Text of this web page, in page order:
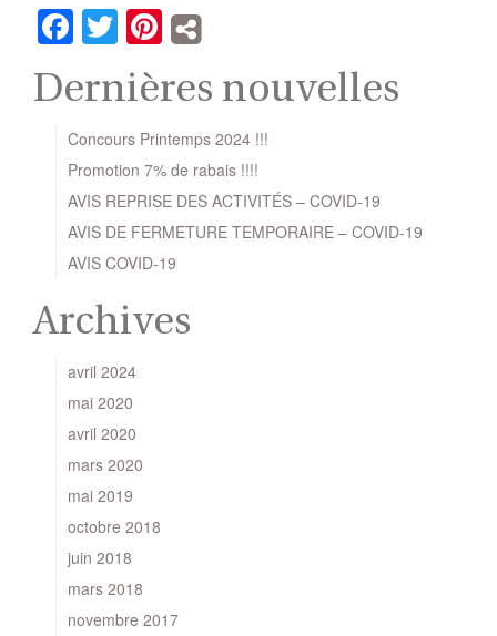
Facebook
TwitterPinterest
Dernières nouvelles
Concours Printemps 2024 !!!
Promotion 7% de rabais !!!!
AVIS REPRISE DES ACTIVITÉS – COVID-19
AVIS DE FERMETURE TEMPORAIRE – COVID-19
AVIS COVID-19
Archives
avril 2024
mai 2020
avril 2020
mars 2020
mai 2019
octobre 2018
juin 2018
mars 2018
novembre 2017